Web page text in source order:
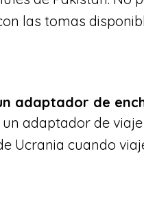
las tomas
adaptador de
adaptador de
Ucrania cuando